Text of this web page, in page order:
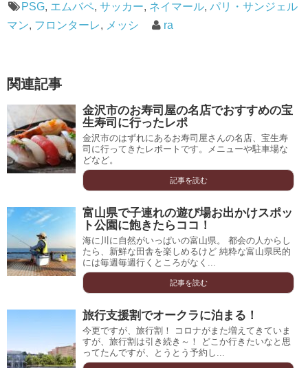
PSG, エムバペ, サッカー, ネイマール, パリ・サンジェル
マン, フロンターレ, メッシ ra
関連記事
金沢市のお寿司屋の名店でおすすめの宝
生寿司に行ったレポ
金沢市のはずれにあるお寿司屋さんの名店、宝生寿
司に行ってきたレポートです。メニューや駐車場な
どなど。
記事を読む
富山県で子連れの遊び場お出かけスポッ
ト公園に飽きたらココ！
海に川に自然がいっぱいの富山県。 都会の人からし
たら、新鮮な田舎を楽しめるけど 純粋な富山県民的
には毎週毎週行くところがなく...
記事を読む
旅行支援割でオークラに泊まる！
今更ですが、旅行割！ コロナがまた増えてきていま
すが、旅行割は引き続き～！ どこか行きたいなと思
ってたんですが、とうとう予約し...